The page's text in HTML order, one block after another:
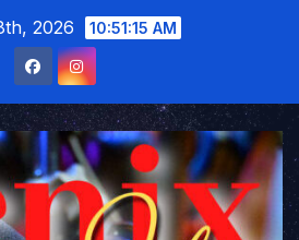
2026 10:51:16 AM